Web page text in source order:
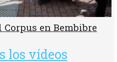
Corpus en Bembibre
los vídeos